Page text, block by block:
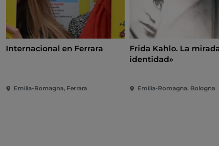
Internacional en Ferrara
Emilia-Romagna, Ferrara
Frida Kahlo. La
identidad»
Emilia-Romagna, Bologna